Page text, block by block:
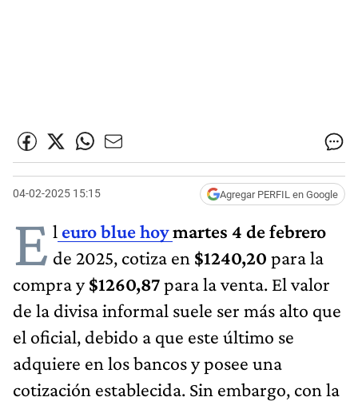
04-02-2025 15:15 Agregar PERFIL en Google
E l euro blue hoymartes 4 de febrero
de 2025, cotiza en $1240,20 para la
compra y$1260,87para la venta. El valor
de la divisa informal suele ser más alto que
el oficial, debido a que este último se
adquiere en los bancos y posee una
cotización establecida. Sin embargo, con la